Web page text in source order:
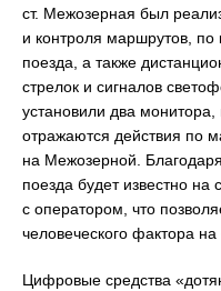
ст. Межозерная был
и контроля маршрутов,
поезда, а также
стрелок и сигналов
установили два
отражаются действия по
на Межозерной.
поезда будет известно на
с оператором, что
человеческого фактора
Цифровые средства